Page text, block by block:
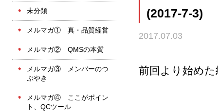
未分類
メルマガ① 真・品質経営
メルマガ② QMSの本質
メルマガ③ メンバーのつ
ぶやき
メルマガ④ ここがポイン
ト、QCツール
(2017-7-3)
2017.07.03
前回より始め